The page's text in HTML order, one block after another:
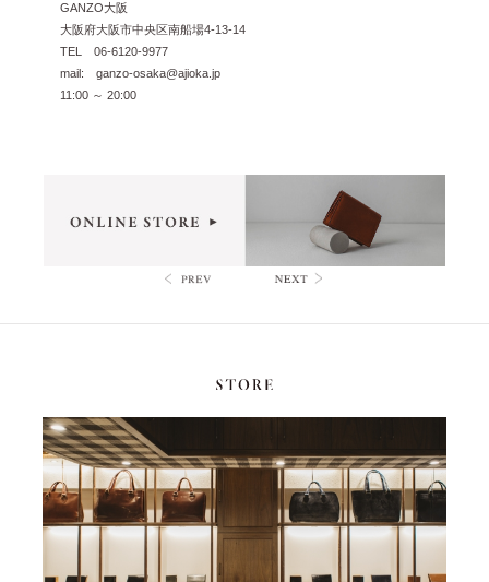
GANZO大阪
大阪府大阪市中央区南船場4-13-14
TEL 06-6120-9977
mail: ganzo-osaka@ajioka.jp
11:00 ～ 20:00